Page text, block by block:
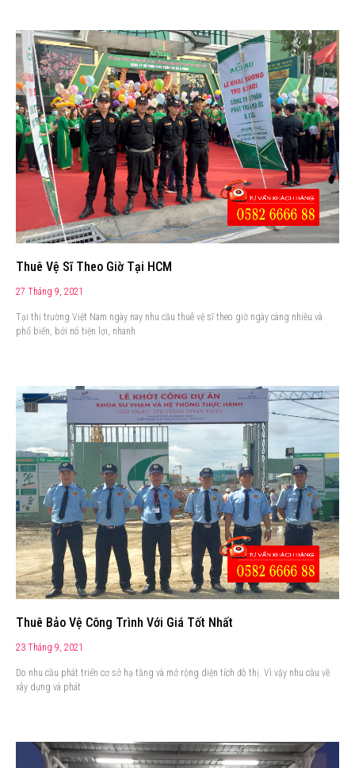
Thuê Vệ Sĩ Theo Giờ Tại HCM
27 Tháng 9, 2021
Tại thị trường Việt Nam ngày nay nhu cầu thuê vệ sĩ theo giờ ngày càng nhiều và
phổ biến, bởi nó tiện lợi, nhanh
Thuê Bảo Vệ Công Trình Với Giá Tốt Nhất
23 Tháng 9, 2021
Do nhu cầu phát triển cơ sở hạ tầng và mở rộng diện tích đô thị. Vì vậy nhu cầu về
xây dựng và phát